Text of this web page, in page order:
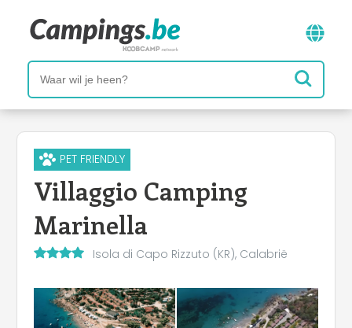
PET FRIENDLY
Villaggio Camping
Marinella
Isola di Capo Rizzuto (KR), Calabrië